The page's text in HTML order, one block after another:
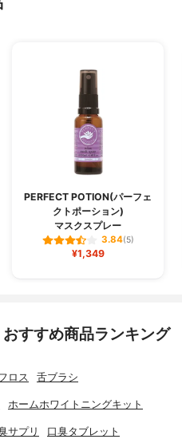
PERFECT POTION(パーフェ
クトポーション)
マスクスプレー
3.84(5)
¥1,349
すすめ商品ランキング
ロス 舌ブラシ
ホームホワイトニングキット
サプリ 口臭タブレット